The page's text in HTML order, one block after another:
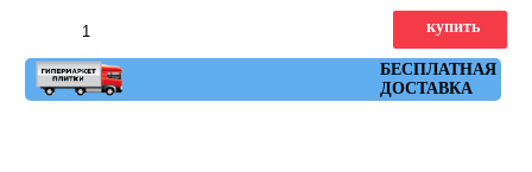
БЕСПЛАТНАЯ
ДОСТАВКА
купить